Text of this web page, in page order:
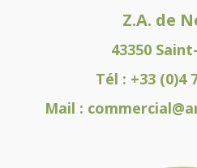
Z.A. de
43350
Tél : +33 (0)4
Mail :